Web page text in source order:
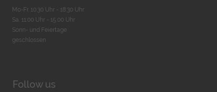
Mo-Fr. 10:30 Uhr - 18:30 Uhr
Sa. 11:00 Uhr - 15.00 Uhr
Sonn- und Feiertage
geschlossen
Follow us